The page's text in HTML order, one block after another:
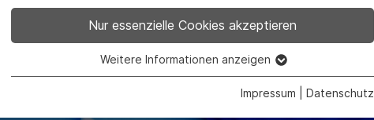
0 - 3 Jahre
Nur essenzielle Cookies akzeptieren
Essenzielle Cookies werden für grundlegende Funktionen der
Weitere Informationen anzeigen
Impressum Datenschutz